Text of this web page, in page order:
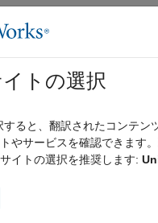
バス ナビゲー
のホーム
SoC 開発
ーキテクチャ
いるブロック、ベスト プラク
ク、Simscape™ モデリング
ポートする、または、
生成のためのモデルを開発す
トの選択
ると、翻訳されたコンテン
やサービスを確認できます
イトの選択を推奨します: